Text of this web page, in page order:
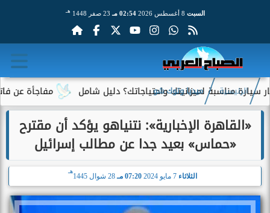
السبت 02:54 مـ 23 صفر 1448 هـ
مفاجأة عن فاتورة مناسبة لميزانيتك واحتياجاتك؟ دليل شامل
الرئيسية ميديا وتوك شو
«القاهرة الإخبارية»: نتنياهو يؤكد أن مقترح
«حماس» بعيد جدا عن مطالب إسرائيل
الثلاثاء 07:20 مـ 28 شوال 1445
هـ